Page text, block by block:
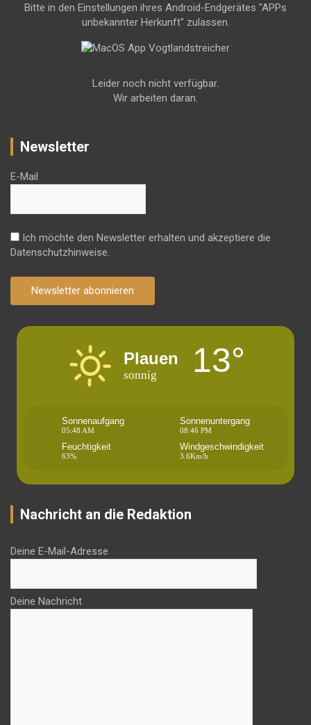
Bitte in den Einstellungen ihres Android-Endgerätes "APPs
unbekannter Herkunft" zulassen.
Leider noch nicht verfügbar.
Wir arbeiten daran.
Newsletter
E-Mail
Ich möchte den Newsletter erhalten und akzeptiere die
Datenschutzhinweise.
Newsletter abonnieren
Plauen
sonnig 13°
Sonnenaufgang
05:48 AM
Sonnenuntergang
08:46 PM
Feuchtigkeit
63%
Windgeschwindigkeit
3.6Km/h
Nachricht an die Redaktion
Deine E-Mail-Adresse
Deine Nachricht